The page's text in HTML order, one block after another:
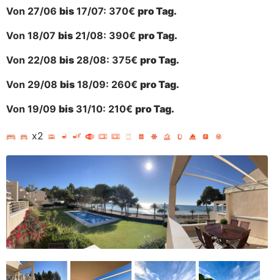
Von 27/06 bis 17/07: 370€ pro Tag.
Von 18/07 bis 21/08: 390€ pro Tag.
Von 22/08 bis 28/08: 375€ pro Tag.
Von 29/08 bis 18/09: 260€ pro Tag.
Von 19/09 bis 31/10: 210€ pro Tag.
x2